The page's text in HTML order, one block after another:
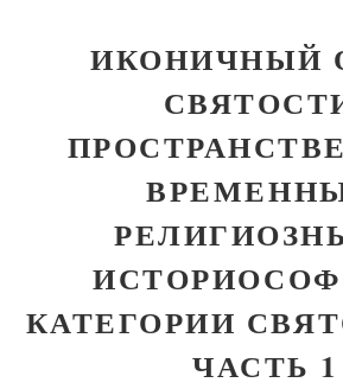
ИКОНИЧНЫЙ
КАТЕГОРИИ
ЧАСТЬ 1